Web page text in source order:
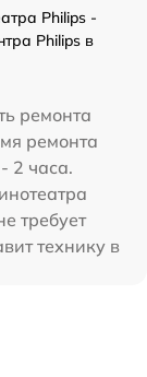
Philips -
Philips в
ремонта
ремонта
2 часа.
требует
технику в